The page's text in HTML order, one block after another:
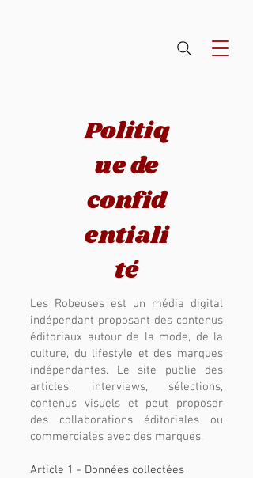
Politiq
ue de
confid
entiali
té
Les Robeuses est un média digital
indépendant proposant des contenus
éditoriaux autour de la mode, de la
culture, du lifestyle et des marques
indépendantes. Le site publie des
articles, interviews, sélections,
contenus visuels et peut proposer
des collaborations éditoriales ou
commerciales avec des marques.
Article 1 - Données collectées